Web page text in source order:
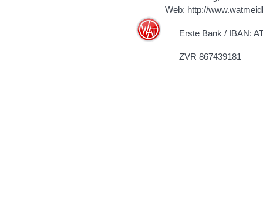
Web: http://
Erste Bank / IBAN:
ZVR 867439181